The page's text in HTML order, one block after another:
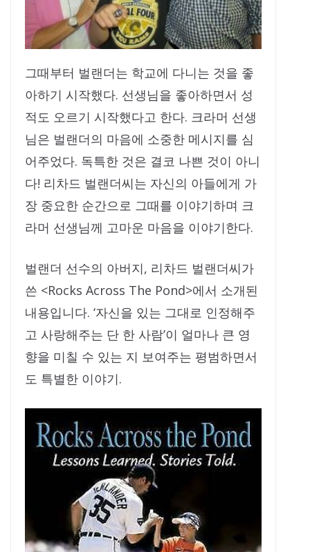
그때부터 벌랜더는 학교에 다니는 것을 좋
아하기 시작했다. 선생님을 좋아하면서 성
적도 오르기 시작했다고 한다. 크라머 선생
님은 벌랜더의 마음에 소중한 메시지를 심
어주었다. 독특한 것은 결코 나쁜 것이 아니
다! 리차드 벌랜더씨는 자신의 아들에게 가
장 중요한 순간으로 그때를 이야기하며 크
라머 선생님께 고마운 마음을 이야기한다.
벌랜더 선수의 아버지, 리차드 벌랜더씨가
쓴 <Rocks Across The Pond>에서 소개된
내용입니다. ‘자신을 있는 그대로 인정해주
고 사랑해주는 단 한 사람’이 얼마나 큰 영
향을 미칠 수 있는 지 보여주는 평범하면서
도 특별한 이야기.